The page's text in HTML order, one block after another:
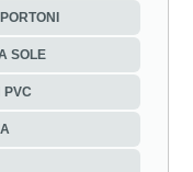
SOLE
PVC